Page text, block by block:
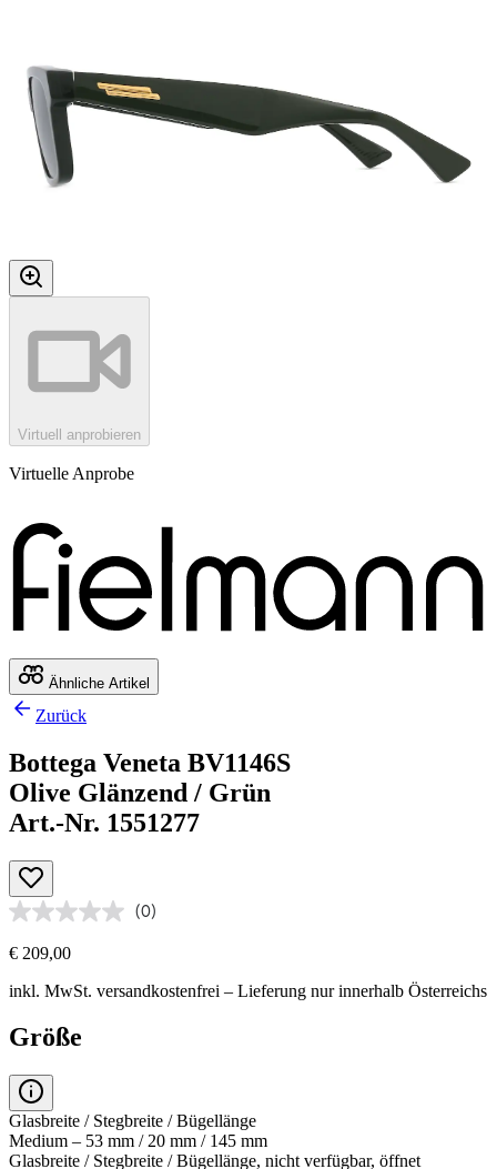
Virtuell anprobieren
Virtuelle Anprobe
Ähnliche Artikel
Zurück
Bottega Veneta BV1146S
Olive Glänzend / Grün
Art.-Nr. 1551277
(0)
€ 209,00
inkl. MwSt. versandkostenfrei – Lieferung nur innerhalb Österreichs
Größe
Glasbreite / Stegbreite / Bügellänge
Medium – 53 mm / 20 mm / 145 mm
Glasbreite / Stegbreite / Bügellänge, nicht verfügbar, öffnet